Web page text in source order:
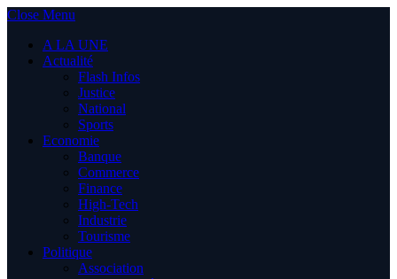
Close Menu
A LA UNE
Actualité
Flash Infos
Justice
National
Sports
Economie
Banque
Commerce
Finance
High-Tech
Industrie
Tourisme
Politique
Association